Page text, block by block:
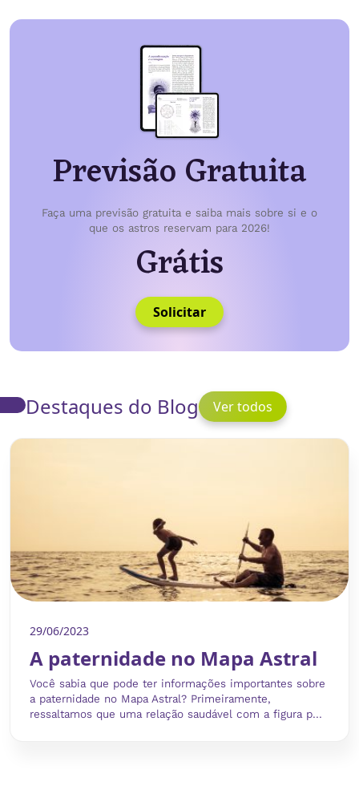
Previsão Gratuita
Faça uma previsão gratuita e saiba mais sobre si e o
que os astros reservam para 2026!
Grátis
Solicitar
Destaques do Blog Ver todos
29/06/2023
A paternidade no Mapa Astral
Você sabia que pode ter informações importantes sobre
a paternidade no Mapa Astral? Primeiramente,
ressaltamos que uma relação saudável com a figura p...